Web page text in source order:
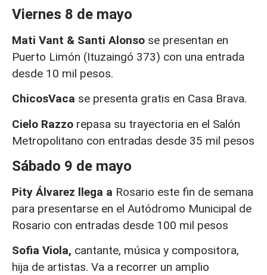
Viernes 8 de mayo
Mati Vant & Santi Alonso se presentan en
Puerto Limón (Ituzaingó 373) con una entrada
desde 10 mil pesos.
ChicosVaca se presenta gratis en Casa Brava.
Cielo Razzo repasa su trayectoria en el Salón
Metropolitano con entradas desde 35 mil pesos
Sábado 9 de mayo
Pity Álvarez llega a Rosario este fin de semana
para presentarse en el Autódromo Municipal de
Rosario con entradas desde 100 mil pesos
Sofia Viola, cantante, música y compositora,
hija de artistas. Va a recorrer un amplio